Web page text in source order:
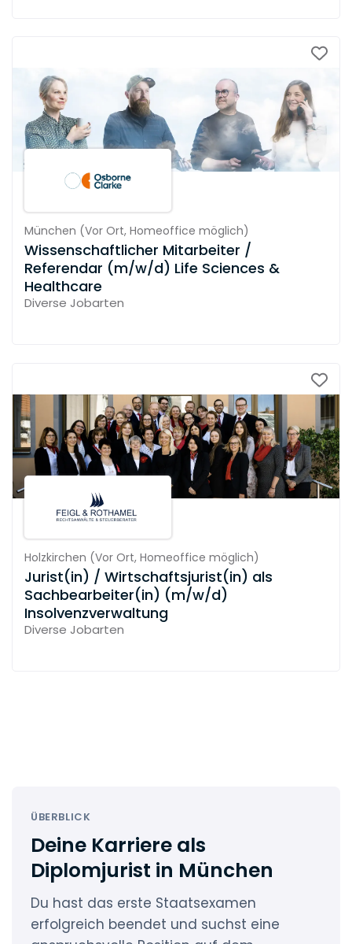
München (Vor Ort, Homeoffice möglich)
Wissenschaftlicher Mitarbeiter /
Referendar (m/w/d) Life Sciences &
Healthcare
Diverse Jobarten
Holzkirchen (Vor Ort, Homeoffice möglich)
Jurist(in) / Wirtschaftsjurist(in) als
Sachbearbeiter(in) (m/w/d)
Insolvenzverwaltung
Diverse Jobarten
ÜBERBLICK
Deine Karriere als
Diplomjurist in München
Du hast das erste Staatsexamen
erfolgreich beendet und suchst eine